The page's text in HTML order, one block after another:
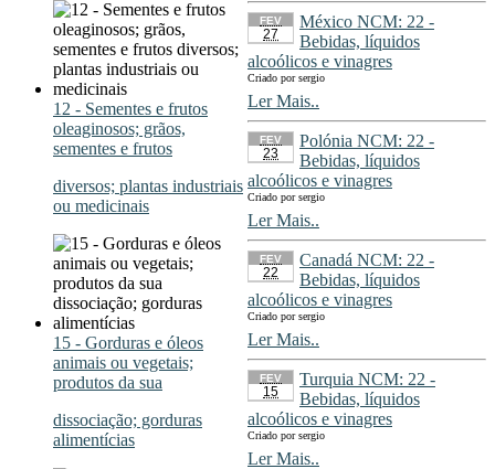
12 - Sementes e frutos
oleaginosos; grãos,
sementes e frutos
diversos; plantas industriais
ou medicinais
15 - Gorduras e óleos
animais ou vegetais;
produtos da sua
dissociação; gorduras
alimentícias
FEV
27
México NCM: 22 -
Bebidas, líquidos
alcoólicos e vinagres
Criado por sergio
Ler Mais..
FEV
23
Polónia NCM: 22 -
Bebidas, líquidos
alcoólicos e vinagres
Criado por sergio
Ler Mais..
FEV
22
Canadá NCM: 22 -
Bebidas, líquidos
alcoólicos e vinagres
Criado por sergio
Ler Mais..
FEV
15
Turquia NCM: 22 -
Bebidas, líquidos
alcoólicos e vinagres
Criado por sergio
Ler Mais..